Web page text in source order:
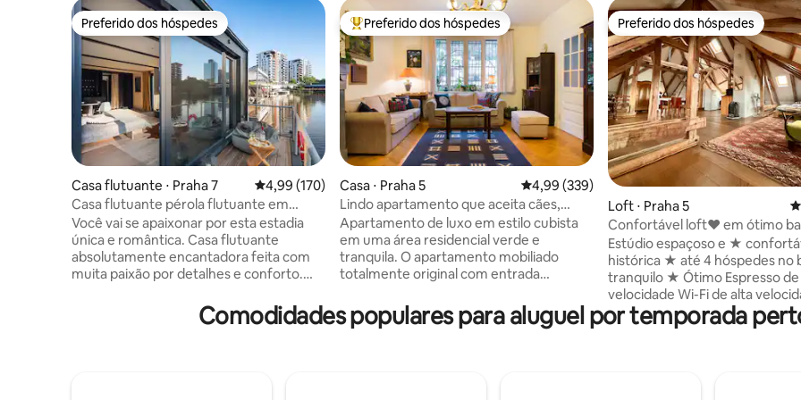
Preferido dos hóspedes
Preferido dos hóspedes
Casa flutuante ⋅ Praha 7 4,99 de uma avaliação média de 5, 170 avaliações
4,99 (170)
Casa flutuante pérola flutuante em
Praga
Você vai se apaixonar por esta estadia
única e romântica. Casa flutuante
absolutamente encantadora feita com
muita paixão por detalhes e conforto.
inesquecível e não vai querer sair. Você
pode pescar, ou apenas observar o
Entre os melhores preferidos dos hóspedes
Preferido dos hóspedes
Casa ⋅ Praha 5 4,99 de uma avaliação média de 5, 339
4,99 (339)
Lindo apartamento que aceita cães,
estacionamento, jardim
Apartamento de luxo em estilo cubista
em uma área residencial verde e
tranquila. O apartamento mobiliado
totalmente original com entrada
Estacionamento seguro em frente à
casa. Grande e belo jardim. Cozinha
Preferido dos hóspedes
Preferido dos hóspedes
Loft ⋅ Praha 5
Confortável loft❤️ em ótimo
residencial⛪
Estúdio espaçoso e ★
histórica ★ até 4 hóspedes no
tranquilo ★ Ótimo Espresso
velocidade Wi-Fi de alta
Lavadora/Secadora ★
café expresso matinal
absolutamente tranquilo com
Comodidades populares para aluguel por temporada